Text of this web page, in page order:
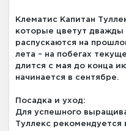
Клематис Капитан
которые цветут дважды
распускаются на
лета – на побегах
длится с мая до конца
начинается в сентябре.
Посадка и уход:
Для успешного
Туллекс